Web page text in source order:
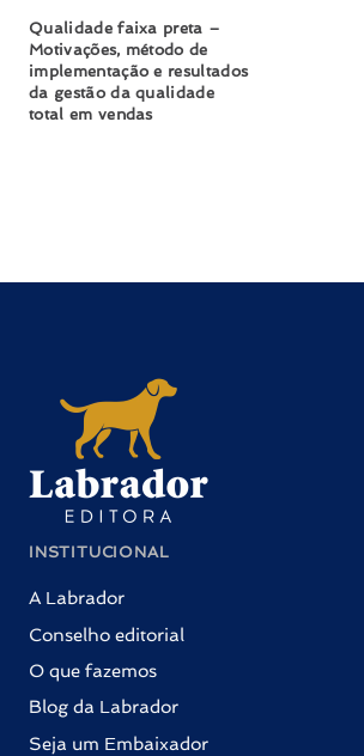
Qualidade faixa preta –
Motivações, método de
implementação e resultados
da gestão da qualidade
total em vendas
INSTITUCIONAL
A Labrador
Conselho editorial
O que fazemos
Blog da Labrador
Seja um Embaixador